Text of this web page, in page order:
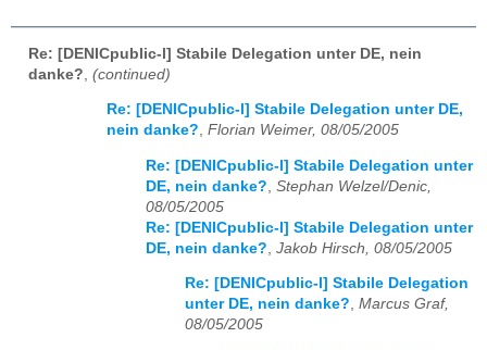
Re: [DENICpublic-l] Stabile Delegation unter DE, nein
danke? (continued)
Re: [DENICpublic-l] Stabile Delegation unter DE,
nein danke?, Florian Weimer, 08/05/2005
Re: [DENICpublic-l] Stabile Delegation unter
DE, nein danke? Stephan Welzel/Denic,
08/05/2005
Re: [DENICpublic-l] Stabile Delegation unter
DE, nein danke? Jakob Hirsch, 08/05/2005
Re: [DENICpublic-l] Stabile Delegation
unter DE, nein danke?, Marcus Graf,
08/05/2005